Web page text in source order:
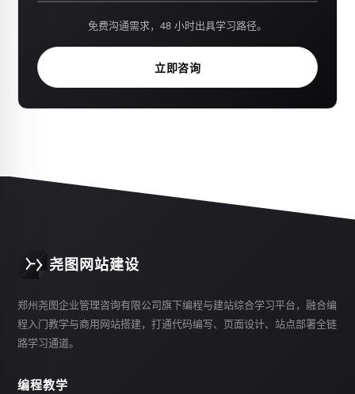
免费沟通需求，48 小时出具学习路径。
立即咨询
尧图网站建设
郑州尧图企业管理咨询有限公司旗下编程与建站综合学习平台，融合编
程入门教学与商用网站搭建，打通代码编写、页面设计、站点部署全链
路学习通道。
编程教学